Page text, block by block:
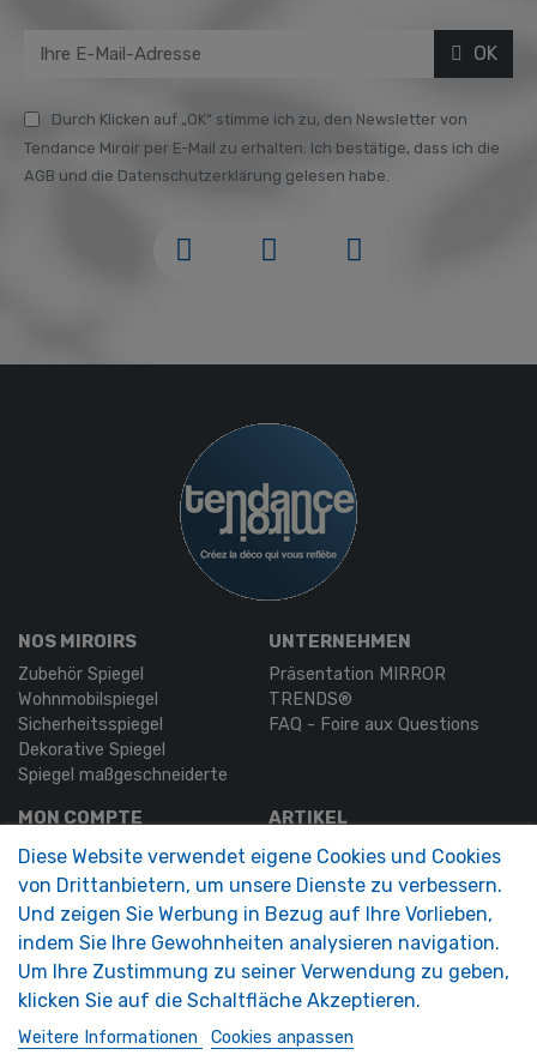
OK
Durch Klicken auf „OK“ stimme ich zu, den Newsletter von
Tendance Miroir per E-Mail zu erhalten. Ich bestätige, dass ich die
AGB und die Datenschutzerklärung gelesen habe.
NOS MIROIRS
Zubehör Spiegel
Wohnmobilspiegel
Sicherheitsspiegel
Dekorative Spiegel
Spiegel maßgeschneiderte
UNTERNEHMEN
Präsentation MIRROR
TRENDS®
FAQ - Foire aux Questions
MON COMPTE
Authentifizierung
Mein Konto
ARTIKEL
Kontaktieren Sie uns
SOLIMAR SARL
1324 Boulevard du Vivarais
07000 Privas
Mail.contact@tendance-miroir.com
Diese Website verwendet eigene Cookies und Cookies
von Drittanbietern, um unsere Dienste zu verbessern.
Und zeigen Sie Werbung in Bezug auf Ihre Vorlieben,
indem Sie Ihre Gewohnheiten analysieren navigation.
Um Ihre Zustimmung zu seiner Verwendung zu geben,
klicken Sie auf die Schaltfläche Akzeptieren.
Weitere Informationen Cookies anpassen